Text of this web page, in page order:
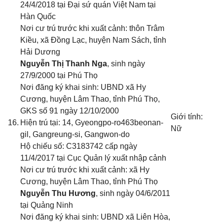
24/4/2018 tại Đại sứ quán Việt Nam tại
Hàn Quốc
Nơi cư trú trước khi xuất cảnh: thôn Trâm
Kiều, xã Đồng Lạc, huyện Nam Sách, tỉnh
Hải Dương
16.
Nguyễn Thị Thanh Nga, sinh ngày
27/9/2000 tại Phú Thọ
Nơi đăng ký khai sinh: UBND xã Hy
Cương, huyện Lâm Thao, tỉnh Phú Thọ,
GKS số 91 ngày 12/10/2000
Hiện trú tại: 14, Gyeongpo-ro463beonan-
gil, Gangreung-si, Gangwon-do
Hộ chiếu số: C3183742 cấp ngày
11/4/2017 tại Cục Quản lý xuất nhập cảnh
Nơi cư trú trước khi xuất cảnh: xã Hy
Cương, huyện Lâm Thao, tỉnh Phú Thọ
Giới tính:
Nữ
Nguyễn Thu Hương, sinh ngày 04/6/2011
tại Quảng Ninh
Nơi đăng ký khai sinh: UBND xã Liên Hòa,